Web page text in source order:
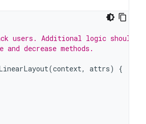
users. Additional logic should
decrease methods.
(context, attrs)
{